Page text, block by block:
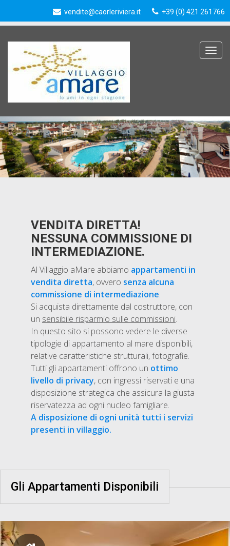
vendite@caorleriviera.it +39 (0) 421 261766
Toggle
VENDITA DIRETTA!
NESSUNA COMMISSIONE DI
INTERMEDIAZIONE.
Al Villaggio aMare abbiamo appartamenti in
vendita diretta, ovvero senza alcuna
commissione di intermediazione.
Si acquista direttamente dal costruttore, con
un sensibile risparmio sulle commissioni.
In questo sito si possono vedere le diverse
tipologie di appartamento al mare disponibili,
relative caratteristiche strutturali, fotografie.
Tutti gli appartamenti offrono un ottimo
livello di privacy, con ingressi riservati e una
disposizione strategica che assicura la giusta
riservatezza ad ogni nucleo famigliare.
A disposizione di ogni unità tutti i servizi
presenti in villaggio.
Gli Appartamenti Disponibili